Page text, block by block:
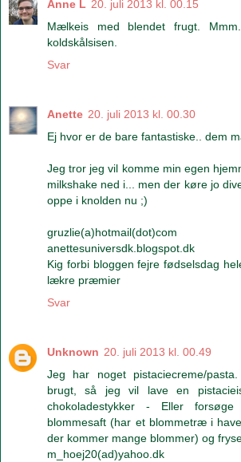
Anne L 20. juli 2013 kl. 00.15
Mælkeis med blendet frugt.
koldskålsisen.
Svar
Anette 20. juli 2013 kl. 00.30
Ej hvor er de bare fantastiske.. dem
Jeg tror jeg vil komme min egen
milkshake ned i... men der køre jo
oppe i knolden nu ;)
gruzlie(a)hotmail(dot)com
anettesuniversdk.blogspot.dk
Kig forbi bloggen fejre fødselsdag
lækre præmier
Svar
Unknown 20. juli 2013 kl. 00.49
Jeg har noget pistaciecreme/
brugt, så jeg vil lave en
chokoladestykker - Eller
blommesaft (har et blommetræ i
der kommer mange blommer) og
m_hoej20(ad)yahoo.dk